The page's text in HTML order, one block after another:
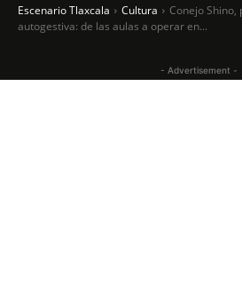
Escenario Tlaxcala Cultura
Conejo
autogestiva: de las aulas a operar en...
- Advertisement -